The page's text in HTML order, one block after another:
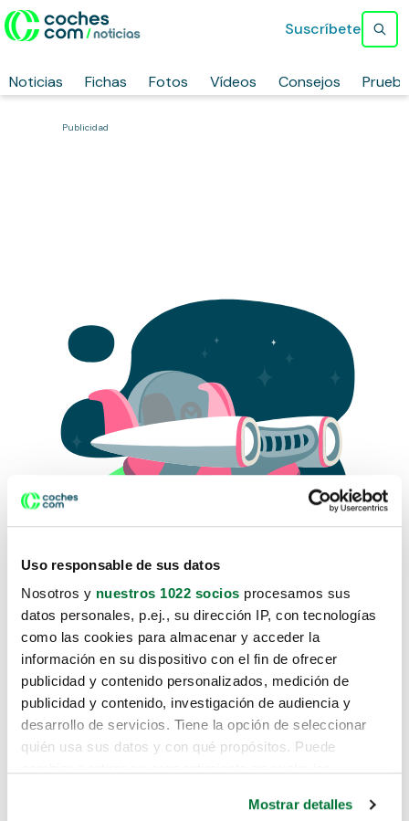
Uso responsable de sus datos
Nosotros y nuestros 1022 socios procesamos sus
datos personales, p.ej., su dirección IP, con tecnologías
como las cookies para almacenar y acceder la
información en su dispositivo con el fin de ofrecer
publicidad y contenido personalizados, medición de
publicidad y contenido, investigación de audiencia y
desarrollo de servicios. Tiene la opción de seleccionar
quién usa sus datos y con qué propósitos. Puede
Mostrar detalles
Noticias Fichas Fotos Vídeos Consejos
Suscríbete
Publicidad
Lo sentimos, no sabemos como
te hemos traido hasta aquí.
Pero puedes encontrar el coche que estás
buscando en alguno de estos enlaces: